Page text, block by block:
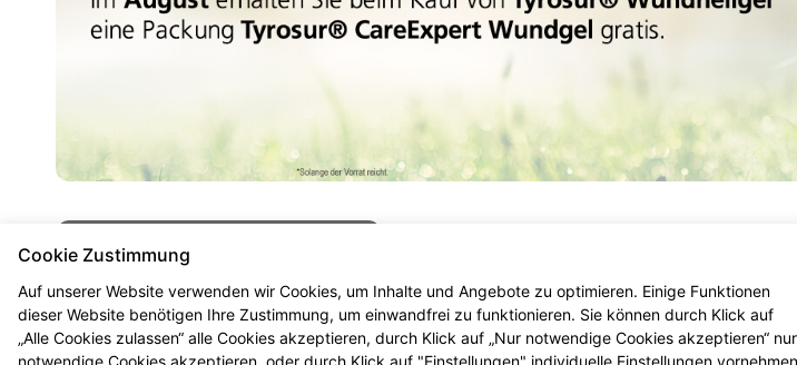
Mehr Produktinformationen
Cookie Zustimmung
Auf unserer Website verwenden wir Cookies, um Inhalte und Angebote zu optimieren. Einige Funktionen
dieser Website benötigen Ihre Zustimmung, um einwandfrei zu funktionieren. Sie können durch Klick auf
„Alle Cookies zulassen“ alle Cookies akzeptieren, durch Klick auf „Nur notwendige Cookies akzeptieren“ nur
notwendige Cookies akzeptieren, oder durch Klick auf "Einstellungen" individuelle Einstellungen vornehmen.